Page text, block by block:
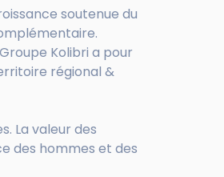
soutenue du
Kolibri a pour
régional &
La valeur des
des hommes et des